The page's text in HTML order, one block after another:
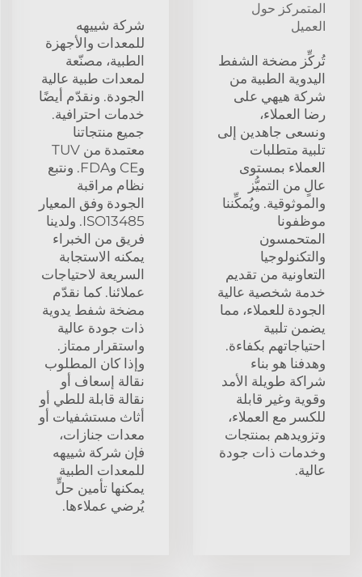
المتمركز حول
العميل
تُركِّز مضخة الشفط
اليدوية الطبية من
شركة هيهي على
رضا العملاء،
ونسعى جاهدين إلى
تلبية متطلبات
العملاء بمستوى
عالٍ من التميُّز
والموثوقية. ويُمكِّننا
موظفونا
المتحمسون
والتكنولوجيا
التعاونية من تقديم
خدمة شخصية عالية
الجودة للعملاء، مما
يضمن تلبية
احتياجاتهم بكفاءة.
وهدفنا هو بناء
شراكة طويلة الأمد
وقوية وغير قابلة
للكسر مع العملاء،
وتزويدهم بمنتجات
وخدمات ذات جودة
عالية.
شركة شييهه
للمعدات والأجهزة
الطبية، مصنّعة
لمعدات طبية عالية
الجودة. ونقدّم أيضًا
خدمات احترافية.
جميع منتجاتنا
معتمدة من TUV
وCE وFDA. ونتبع
نظام مراقبة
الجودة وفق المعيار
ISO13485. ولدينا
فريق من الخبراء
يمكنه الاستجابة
السريعة لاحتياجات
عملائنا. كما نقدّم
مضخة شفط يدوية
ذات جودة عالية
واستقرار ممتاز.
وإذا كان المطلوب
نقالة إسعاف أو
نقالة قابلة للطي أو
أثاث مستشفيات أو
معدات جنازات،
فإن شركة شييهه
للمعدات الطبية
يمكنها تأمين حلٍّ
يُرضي عملاءها.